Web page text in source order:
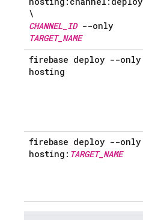
\
CHANNEL ID--only
TARGET_ NAME
firebase deploy --only
hosting
firebase deploy --only
hosting: TARGET_ NAME